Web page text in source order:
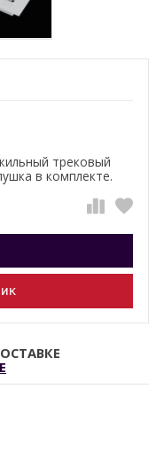
трековый
в комплекте.